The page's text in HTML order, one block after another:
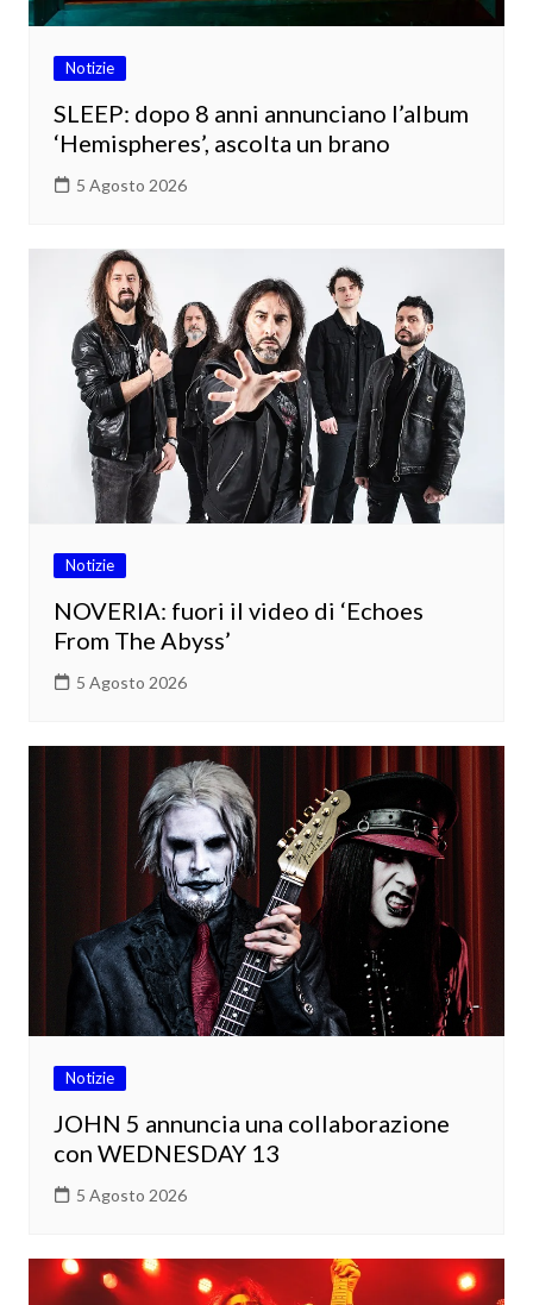
Notizie
SLEEP: dopo 8 anni annunciano l’album
‘Hemispheres’, ascolta un brano
5 Agosto 2026
Notizie
NOVERIA: fuori il video di ‘Echoes
From The Abyss’
5 Agosto 2026
Notizie
JOHN 5 annuncia una collaborazione
con WEDNESDAY 13
5 Agosto 2026